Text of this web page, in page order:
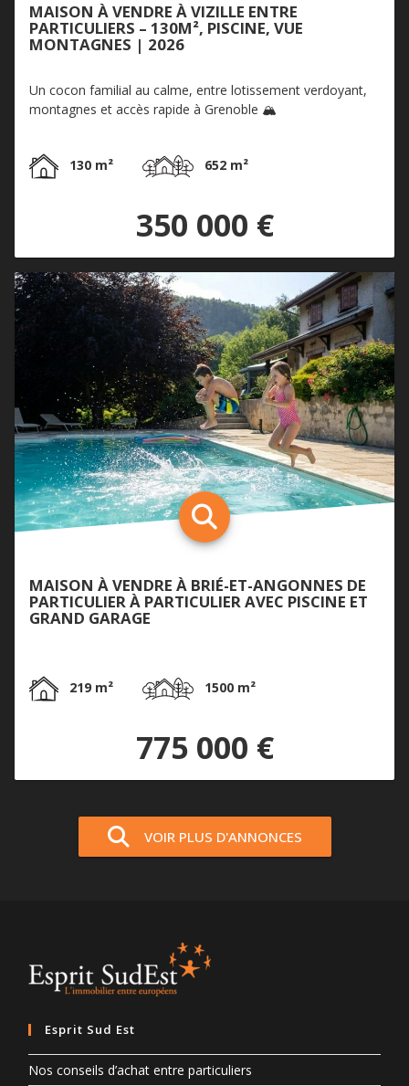
MAISON À VENDRE À VIZILLE ENTRE
PARTICULIERS – 130M², PISCINE, VUE
MONTAGNES | 2026
Un cocon familial au calme, entre lotissement verdoyant,
montagnes et accès rapide à Grenoble 🏔️
130 m² 652 m²
350 000 €
MAISON À VENDRE À BRIÉ-ET-ANGONNES DE
PARTICULIER À PARTICULIER AVEC PISCINE ET
GRAND GARAGE
219 m² 1500 m²
775 000 €
VOIR PLUS D'ANNONCES
Esprit Sud Est
Nos conseils d’achat entre particuliers